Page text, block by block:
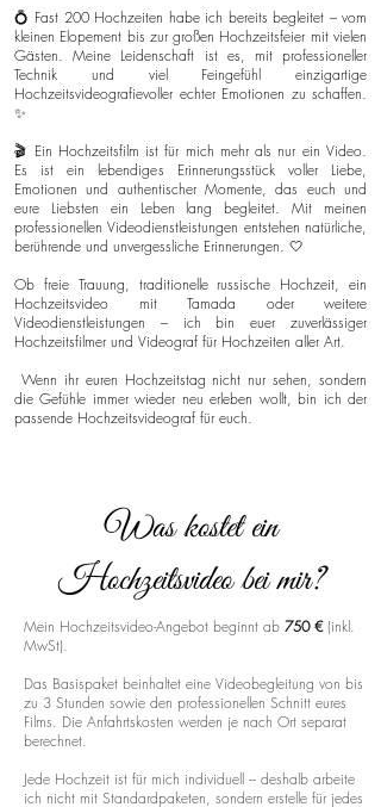
💍 Fast 200 Hochzeiten habe ich bereits begleitet – vom
kleinen Elopement bis zur großen Hochzeitsfeier mit vielen
Gästen. Meine Leidenschaft ist es, mit professioneller
Technik und viel Feingefühl einzigartige
Hochzeitsvideografievoller echter Emotionen zu schaffen.
✨
🎬 Ein Hochzeitsfilm ist für mich mehr als nur ein Video.
Es ist ein lebendiges Erinnerungsstück voller Liebe,
Emotionen und authentischer Momente, das euch und
eure Liebsten ein Leben lang begleitet. Mit meinen
professionellen Videodienstleistungen entstehen natürliche,
berührende und unvergessliche Erinnerungen. 🤍
Ob freie Trauung, traditionelle russische Hochzeit, ein
Hochzeitsvideo mit Tamada oder weitere
Videodienstleistungen – ich bin euer zuverlässiger
Hochzeitsfilmer und Videograf für Hochzeiten aller Art.
Wenn ihr euren Hochzeitstag nicht nur sehen, sondern
die Gefühle immer wieder neu erleben wollt, bin ich der
passende Hochzeitsvideograf für euch.
Was kostet ein
Hochzeitsvideo bei mir?
Mein Hochzeitsvideo-Angebot beginnt ab 750 € (inkl.
MwSt).
Das Basispaket beinhaltet eine Videobegleitung von bis
zu 3 Stunden sowie den professionellen Schnitt eures
Films. Die Anfahrtskosten werden je nach Ort separat
berechnet.
Jede Hochzeit ist für mich individuell – deshalb arbeite
ich nicht mit Standardpaketen, sondern erstelle für jedes